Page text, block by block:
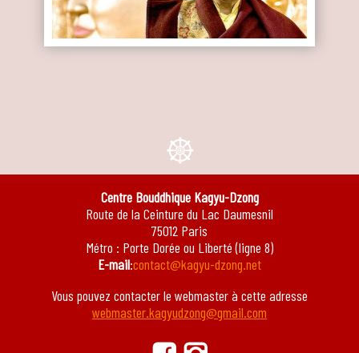
e
Centre Bouddhique Kagyu-Dzong
Route de la Ceinture du Lac Daumesnil
75012 Paris
Métro : Porte Dorée ou Liberté (ligne 8)
E-mail:contact@kagyu-dzong.net
Vous pouvez contacter le webmaster à cette adresse
webmaster.kagyudzong@gmail.com